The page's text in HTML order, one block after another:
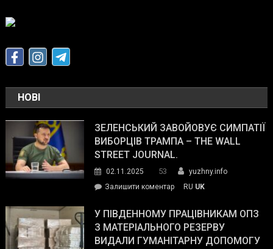
НОВІ
ЗЕЛЕНСЬКИЙ ЗАВОЙОВУЄ СИМПАТІЇ
ВИБОРЦІВ ТРАМПА – THE WALL
STREET JOURNAL.
02.11.2025 53
yuzhny.info
Залишити коментарon
завойовує
симпатії
виборців
RU UK
У ПІВДЕННОМУ ПРАЦІВНИКАМ ОПЗ
З МАТЕРІАЛЬНОГО РЕЗЕРВУ
ВИДАЛИ ГУМАНІТАРНУ ДОПОМОГУ